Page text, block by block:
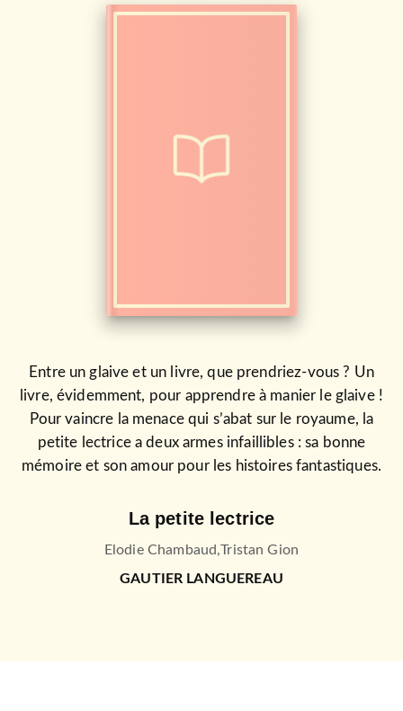
Entre un glaive et un livre, que prendriez-vous ? Un
livre, évidemment, pour apprendre à manier le glaive !
Pour vaincre la menace qui s’abat sur le royaume, la
petite lectrice a deux armes infaillibles : sa bonne
mémoire et son amour pour les histoires fantastiques.
La petite lectrice
Elodie Chambaud,Tristan Gion
GAUTIER LANGUEREAU